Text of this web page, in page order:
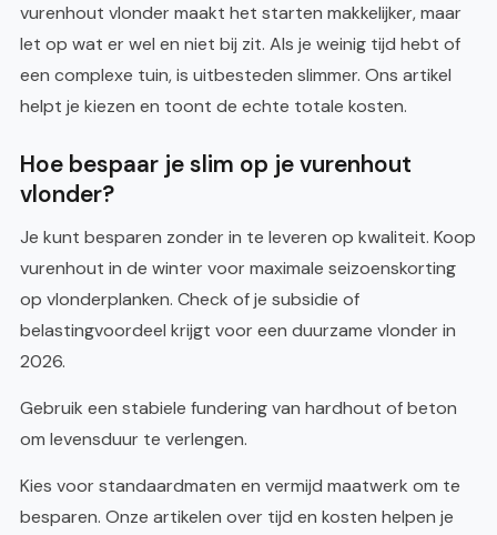
vurenhout vlonder maakt het starten makkelijker, maar
let op wat er wel en niet bij zit. Als je weinig tijd hebt of
een complexe tuin, is uitbesteden slimmer. Ons artikel
helpt je kiezen en toont de echte totale kosten.
Hoe bespaar je slim op je vurenhout
vlonder?
Je kunt besparen zonder in te leveren op kwaliteit. Koop
vurenhout in de winter voor maximale seizoenskorting
op vlonderplanken. Check of je subsidie of
belastingvoordeel krijgt voor een duurzame vlonder in
2026.
Gebruik een stabiele fundering van hardhout of beton
om levensduur te verlengen.
Kies voor standaardmaten en vermijd maatwerk om te
besparen. Onze artikelen over tijd en kosten helpen je